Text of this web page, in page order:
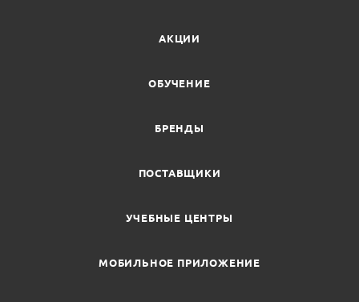
АКЦИИ
ОБУЧЕНИЕ
БРЕНДЫ
ПОСТАВЩИКИ
УЧЕБНЫЕ ЦЕНТРЫ
МОБИЛЬНОЕ ПРИЛОЖЕНИЕ